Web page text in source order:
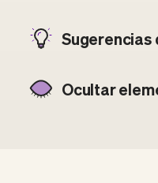
Sugerencias
Ocultar